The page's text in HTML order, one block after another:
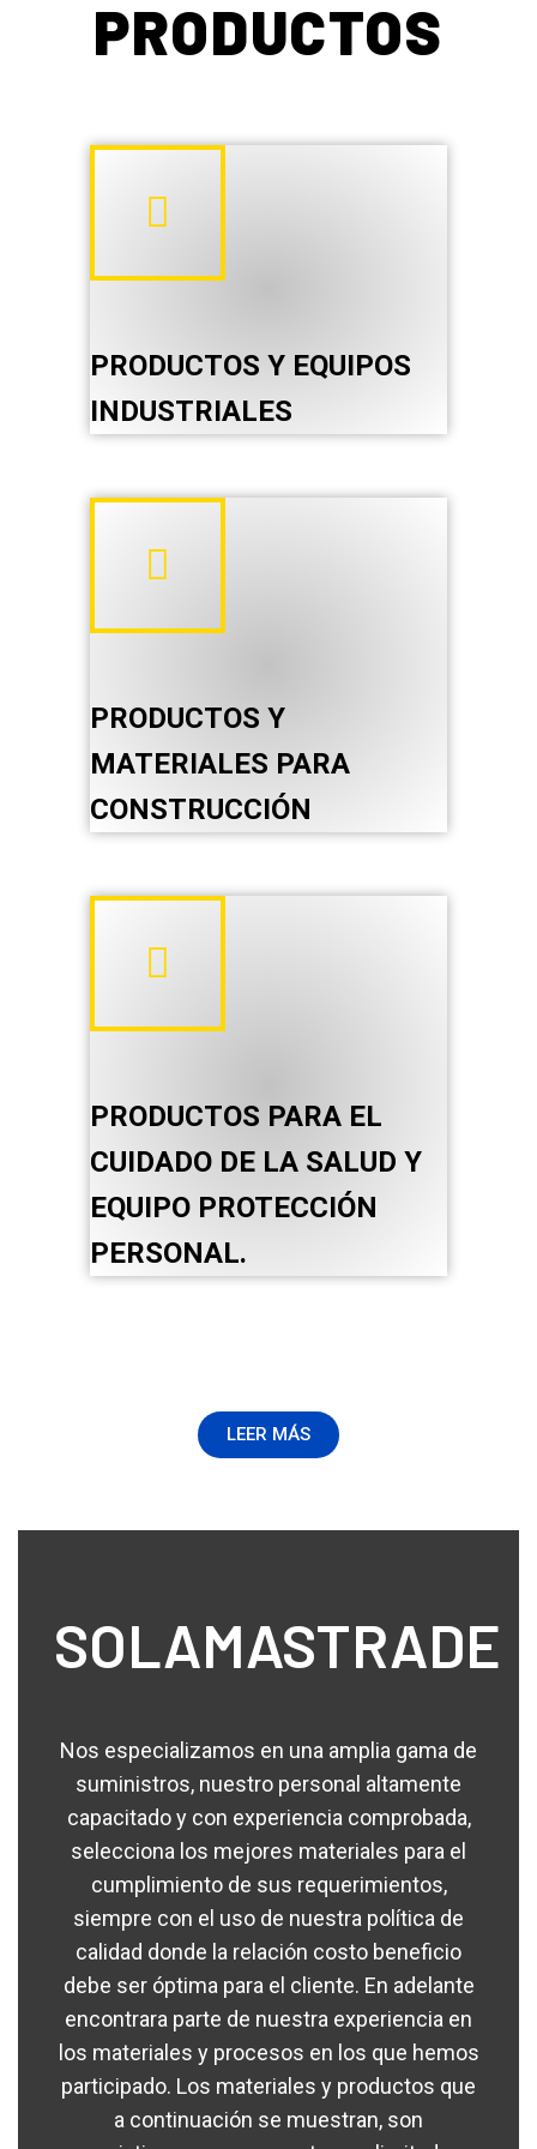
PRODUCTOS
PRODUCTOS Y EQUIPOS
INDUSTRIALES
PRODUCTOS Y
MATERIALES PARA
CONSTRUCCIÓN
PRODUCTOS PARA EL
CUIDADO DE LA SALUD Y
EQUIPO PROTECCIÓN
PERSONAL.
LEER MÁS
SOLAMASTRADE
Nos especializamos en una amplia gama de
suministros, nuestro personal altamente
capacitado y con experiencia comprobada,
selecciona los mejores materiales para el
cumplimiento de sus requerimientos,
siempre con el uso de nuestra política de
calidad donde la relación costo beneficio
debe ser óptima para el cliente. En adelante
encontrara parte de nuestra experiencia en
los materiales y procesos en los que hemos
participado. Los materiales y productos que
a continuación se muestran, son